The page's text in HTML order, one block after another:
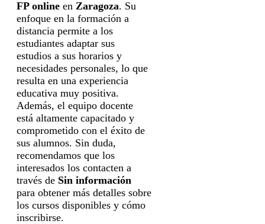
FP online en Zaragoza. Su
enfoque en la formación a
distancia permite a los
estudiantes adaptar sus
estudios a sus horarios y
necesidades personales, lo que
resulta en una experiencia
educativa muy positiva.
Además, el equipo docente
está altamente capacitado y
comprometido con el éxito de
sus alumnos. Sin duda,
recomendamos que los
interesados los contacten a
través de Sin información
para obtener más detalles sobre
los cursos disponibles y cómo
inscribirse.